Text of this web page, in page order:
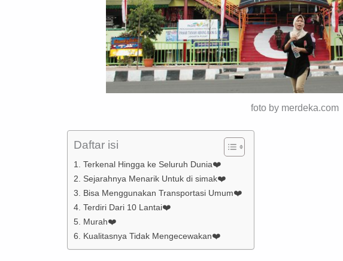
foto by merdeka.com
Daftar isi
1. Terkenal Hingga ke Seluruh Dunia❤️
2. Sejarahnya Menarik Untuk di simak❤️
3. Bisa Menggunakan Transportasi Umum❤️
4. Terdiri Dari 10 Lantai❤️
5. Murah❤️
6. Kualitasnya Tidak Mengecewakan❤️